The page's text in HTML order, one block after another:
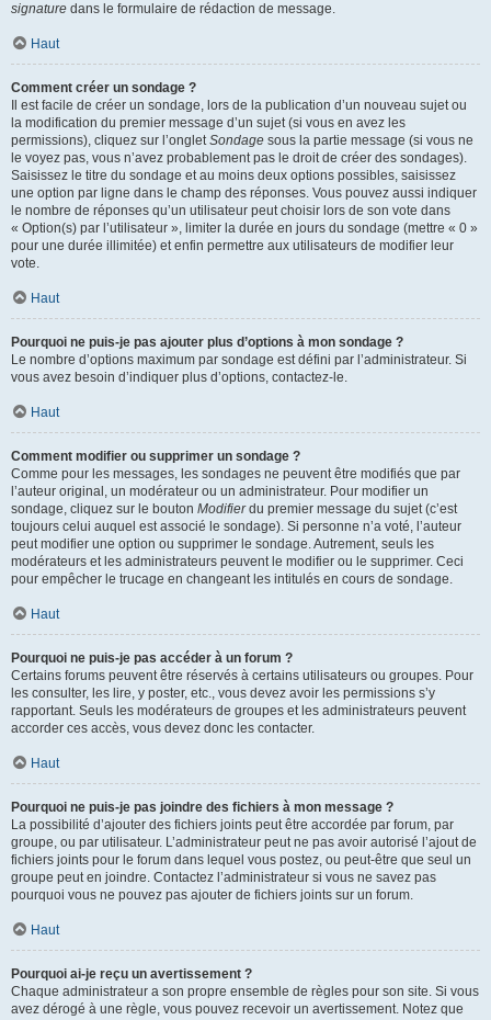
signature dans le formulaire de rédaction de message.
Haut
Comment créer un sondage ?
Il est facile de créer un sondage, lors de la publication d’un nouveau sujet ou
la modification du premier message d’un sujet (si vous en avez les
permissions), cliquez sur l’ongletSondage sous la partie message (si vous ne
le voyez pas, vous n’avez probablement pas le droit de créer des sondages).
Saisissez le titre du sondage et au moins deux options possibles, saisissez
une option par ligne dans le champ des réponses. Vous pouvez aussi indiquer
le nombre de réponses qu’un utilisateur peut choisir lors de son vote dans
« Option(s) par l’utilisateur », limiter la durée en jours du sondage (mettre « 0 »
pour une durée illimitée) et enfin permettre aux utilisateurs de modifier leur
vote.
Haut
Pourquoi ne puis-je pas ajouter plus d’options à mon sondage ?
Le nombre d’options maximum par sondage est défini par l’administrateur. Si
vous avez besoin d’indiquer plus d’options, contactez-le.
Haut
Comment modifier ou supprimer un sondage ?
Comme pour les messages, les sondages ne peuvent être modifiés que par
l’auteur original, un modérateur ou un administrateur. Pour modifier un
sondage, cliquez sur le bouton Modifierdu premier message du sujet (c’est
toujours celui auquel est associé le sondage). Si personne n’a voté, l’auteur
peut modifier une option ou supprimer le sondage. Autrement, seuls les
modérateurs et les administrateurs peuvent le modifier ou le supprimer. Ceci
pour empêcher le trucage en changeant les intitulés en cours de sondage.
Haut
Pourquoi ne puis-je pas accéder à un forum ?
Certains forums peuvent être réservés à certains utilisateurs ou groupes. Pour
les consulter, les lire, y poster, etc., vous devez avoir les permissions s’y
rapportant. Seuls les modérateurs de groupes et les administrateurs peuvent
accorder ces accès, vous devez donc les contacter.
Haut
Pourquoi ne puis-je pas joindre des fichiers à mon message ?
La possibilité d’ajouter des fichiers joints peut être accordée par forum, par
groupe, ou par utilisateur. L’administrateur peut ne pas avoir autorisé l’ajout de
fichiers joints pour le forum dans lequel vous postez, ou peut-être que seul un
groupe peut en joindre. Contactez l’administrateur si vous ne savez pas
pourquoi vous ne pouvez pas ajouter de fichiers joints sur un forum.
Haut
Pourquoi ai-je reçu un avertissement ?
Chaque administrateur a son propre ensemble de règles pour son site. Si vous
avez dérogé à une règle, vous pouvez recevoir un avertissement. Notez que